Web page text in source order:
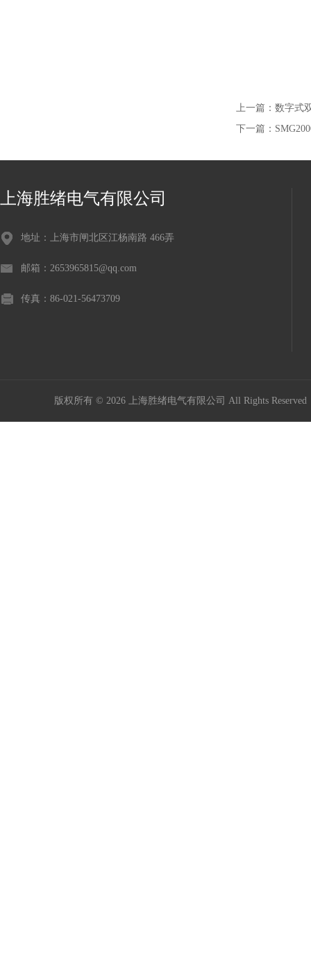
上一篇： 数字式
下一篇：
上海胜绪电气有限公司
地址：上海市闸北区江杨南路 466弄
邮箱：2653965815@qq.com
传真：86-021-56473709
版权所有 © 2026 上海胜绪电气有限公司 All Rights